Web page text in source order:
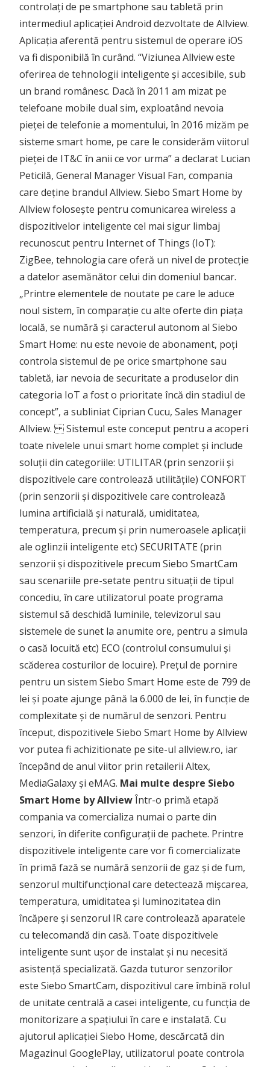
controlați de pe smartphone sau tabletă prin
intermediul aplicației Android dezvoltate de Allview.
Aplicația aferentă pentru sistemul de operare iOS
va fi disponibilă în curând. “Viziunea Allview este
oferirea de tehnologii inteligente și accesibile, sub
un brand românesc. Dacă în 2011 am mizat pe
telefoane mobile dual sim, exploatând nevoia
pieței de telefonie a momentului, în 2016 mizăm pe
sisteme smart home, pe care le considerăm viitorul
pieței de IT&C în anii ce vor urma” a declarat Lucian
Peticilă, General Manager Visual Fan, compania
care deține brandul Allview. Siebo Smart Home by
Allview folosește pentru comunicarea wireless a
dispozitivelor inteligente cel mai sigur limbaj
recunoscut pentru Internet of Things (IoT):
ZigBee, tehnologia care oferă un nivel de protecție
a datelor asemănător celui din domeniul bancar.
„Printre elementele de noutate pe care le aduce
noul sistem, în comparație cu alte oferte din piața
locală, se numără și caracterul autonom al Siebo
Smart Home: nu este nevoie de abonament, poți
controla sistemul de pe orice smartphone sau
tabletă, iar nevoia de securitate a produselor din
categoria IoT a fost o prioritate încă din stadiul de
concept”, a subliniat Ciprian Cucu, Sales Manager
Allview. Sistemul este conceput pentru a acoperi
toate nivelele unui smart home complet și include
soluții din categoriile: UTILITAR (prin senzorii și
dispozitivele care controlează utilitățile) CONFORT
(prin senzorii și dispozitivele care controlează
lumina artificială și naturală, umiditatea,
temperatura, precum și prin numeroasele aplicații
ale oglinzii inteligente etc) SECURITATE (prin
senzorii și dispozitivele precum Siebo SmartCam
sau scenariile pre-setate pentru situații de tipul
concediu, în care utilizatorul poate programa
sistemul să deschidă luminile, televizorul sau
sistemele de sunet la anumite ore, pentru a simula
o casă locuită etc) ECO (controlul consumului și
scăderea costurilor de locuire). Prețul de pornire
pentru un sistem Siebo Smart Home este de 799 de
lei și poate ajunge până la 6.000 de lei, în funcție de
complexitate și de numărul de senzori. Pentru
început, dispozitivele Siebo Smart Home by Allview
vor putea fi achizitionate pe site-ul allview.ro, iar
începând de anul viitor prin retailerii Altex,
MediaGalaxy și eMAG. Mai multe despre Siebo
Smart Home by AllviewÎntr-o primă etapă
compania va comercializa numai o parte din
senzori, în diferite configurații de pachete. Printre
dispozitivele inteligente care vor fi comercializate
în primă fază se numără senzorii de gaz și de fum,
senzorul multifuncțional care detectează mișcarea,
temperatura, umiditatea și luminozitatea din
încăpere și senzorul IR care controlează aparatele
cu telecomandă din casă. Toate dispozitivele
inteligente sunt ușor de instalat și nu necesită
asistență specializată. Gazda tuturor senzorilor
este Siebo SmartCam, dispozitivul care îmbină rolul
de unitate centrală a casei inteligente, cu funcția de
monitorizare a spațiului în care e instalată. Cu
ajutorul aplicației Siebo Home, descărcată din
Magazinul GooglePlay, utilizatorul poate controla